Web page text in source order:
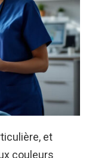
et
couleurs